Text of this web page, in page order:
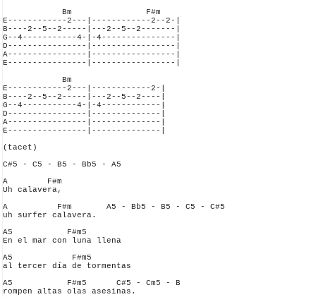
            Bm               F#m
E------------2---|------------2--2-|
B----2--5--2-----|---2--5--2-------|
G--4-----------4-|-4---------------|
D----------------|-----------------|
A----------------|-----------------|
E----------------|-----------------|
            Bm
E------------2---|------------2-|
B----2--5--2-----|---2--5--2----|
G--4-----------4-|-4------------|
D----------------|--------------|
A----------------|--------------|
E----------------|--------------|
(tacet)
C#5 - C5 - B5 - Bb5 - A5
A        F#m
Uh calavera,
A          F#m       A5 - Bb5 - B5 - C5 - C#5
uh surfer calavera.
A5           F#m5
En el mar con luna llena
A5            F#m5
al tercer día de tormentas
A5           F#m5      C#5 - Cm5 - B
rompen altas olas asesinas.